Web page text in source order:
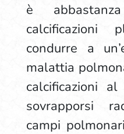
è
calcificazioni
condurre a
malattia
calcificazioni
sovrapporsi
campi